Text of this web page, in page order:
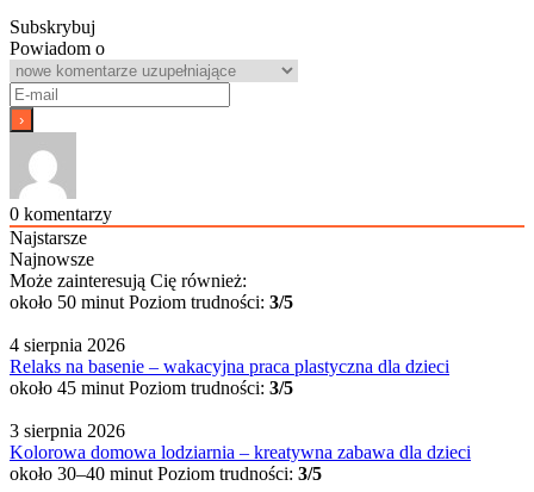
Subskrybuj
Powiadom o
0 komentarzy
Najstarsze
Najnowsze
Może zainteresują Cię również:
około 50 minut Poziom trudności: 3/5
4 sierpnia 2026
Relaks na basenie – wakacyjna praca plastyczna dla dzieci
około 45 minut Poziom trudności: 3/5
3 sierpnia 2026
Kolorowa domowa lodziarnia – kreatywna zabawa dla dzieci
około 30–40 minut Poziom trudności: 3/5